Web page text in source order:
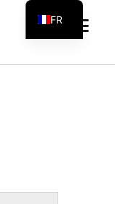
open
menu
FR
EN